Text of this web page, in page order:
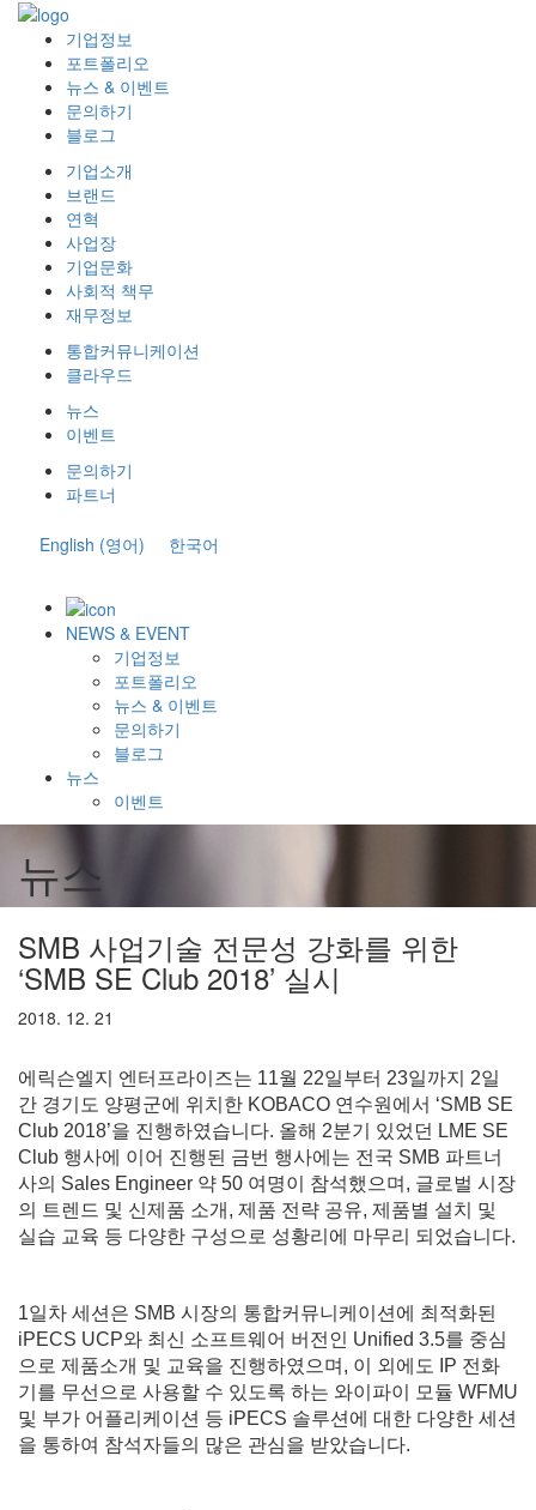
기업정보
포트폴리오
뉴스 & 이벤트
문의하기
블로그
기업소개
브랜드
연혁
사업장
기업문화
사회적 책무
재무정보
통합커뮤니케이션
클라우드
뉴스
이벤트
문의하기
파트너
English (영어) 한국어
NEWS & EVENT
기업정보
포트폴리오
뉴스 & 이벤트
문의하기
블로그
뉴스
이벤트
뉴스
SMB 사업기술 전문성 강화를 위한
‘SMB SE Club 2018’ 실시
2018. 12. 21
에릭슨엘지 엔터프라이즈는 11월 22일부터 23일까지 2일
간 경기도 양평군에 위치한 KOBACO 연수원에서 ‘SMB SE
Club 2018’을 진행하였습니다. 올해 2분기 있었던 LME SE
Club 행사에 이어 진행된 금번 행사에는 전국 SMB 파트너
사의 Sales Engineer 약 50 여명이 참석했으며, 글로벌 시장
의 트렌드 및 신제품 소개, 제품 전략 공유, 제품별 설치 및
실습 교육 등 다양한 구성으로 성황리에 마무리 되었습니다.
1일차 세션은 SMB 시장의 통합커뮤니케이션에 최적화된
iPECS UCP와 최신 소프트웨어 버전인 Unified 3.5를 중심
으로 제품소개 및 교육을 진행하였으며, 이 외에도 IP 전화
기를 무선으로 사용할 수 있도록 하는 와이파이 모듈 WFMU
및 부가 어플리케이션 등 iPECS 솔루션에 대한 다양한 세션
을 통하여 참석자들의 많은 관심을 받았습니다.